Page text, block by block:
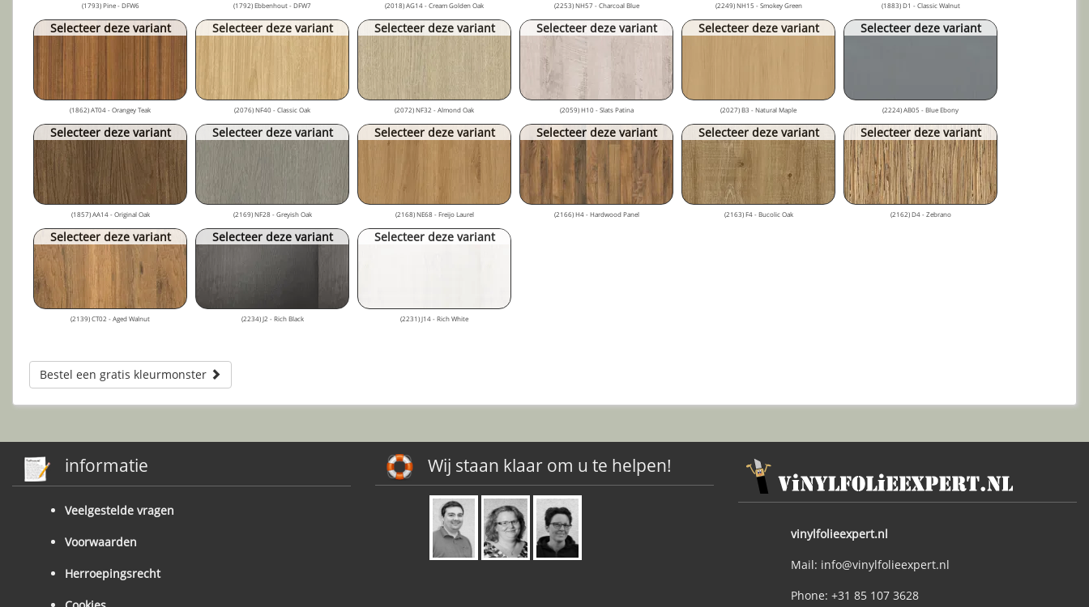
(1793) Pine - DFW6 (1792) Ebbenhout - DFW7 (2018) AG14 - Cream Golden Oak (2253) NH57 - Charcoal Blue (2249) NH15 - Smokey Green (1883) D1 - Classic Walnut
Selecteer deze variant
(1862) AT04 - Orangey Teak
Selecteer deze variant
(2076) NF40 - Classic Oak
Selecteer deze variant
(2072) NF32 - Almond Oak
Selecteer deze variant
(2059) H10 - Slats Patina
Selecteer deze variant
(2027) B3 - Natural Maple
Selecteer deze variant
(2224) AB05 - Blue Ebony
Selecteer deze variant
(1857) AA14 - Original Oak
Selecteer deze variant
(2169) NF28 - Greyish Oak
Selecteer deze variant
(2168) NE68 - Freijo Laurel
Selecteer deze variant
(2166) H4 - Hardwood Panel
Selecteer deze variant
(2163) F4 - Bucolic Oak
Selecteer deze variant
(2162) D4 - Zebrano
Selecteer deze variant
(2139) CT02 - Aged Walnut
Selecteer deze variant
(2234) J2 - Rich Black
Selecteer deze variant
(2231) J14 - Rich White
Bestel een gratis kleurmonster
informatie
Veelgestelde vragen
Voorwaarden
Herroepingsrecht
Wij staan klaar om u te helpen!
vinylfolieexpert.nl
Mail: info@vinylfolieexpert.nl
Phone: +31 85 107 3628